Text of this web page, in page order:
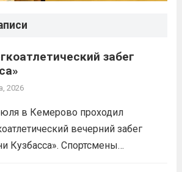
забег
2026
в Кемерово проходил
вечерний забег
Кузбасса». Спортсмены